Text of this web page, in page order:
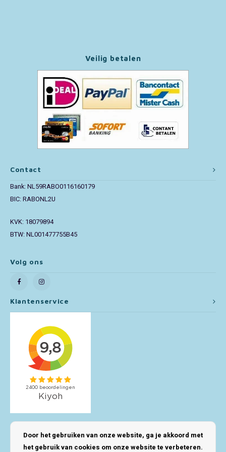
Contact
Bank: NL59RABO0116160179
BIC: RABONL2U
KVK: 18079894
BTW: NL001477755B45
Volg ons
Veilig betalen
Klantenservice
Door het gebruiken van onze website, ga je akkoord met
het gebruik van cookies om onze website te verbeteren.